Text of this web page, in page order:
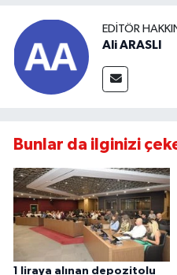
EDITÖR
Ali ARASLI
Bunlar da ilginizi
1 liraya alınan depozitolu